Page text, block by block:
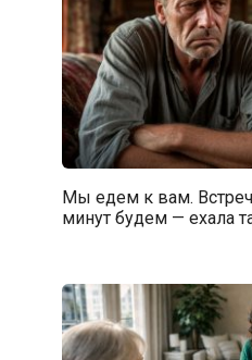
Мы едем к вам.
минут будем — ехала